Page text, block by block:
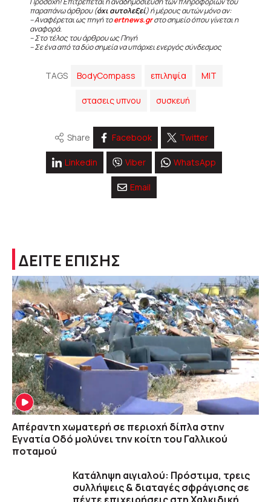
παραπάνω άρθρου (όχι αυτολεξεί) ή μέρους αυτών μόνο αν:
– Αναφέρεται ως πηγή τοertnews.grστο σημείο όπου γίνεται η
αναφορά.
– Στο τέλος του άρθρου ως Πηγή
– Σε ένα από τα δύο σημεία να υπάρχει ενεργός σύνδεσμος
TAGS BodyCompass επιληψία ΜΙΤ
στασεις υπνου συσκευή
Share Facebook Twitter
Linkedin Viber WhatsApp
Email
ΔΕΙΤΕ ΕΠΙΣΗΣ
Απέραντη χωματερή σε περιοχή δίπλα στην
Εγνατία Οδό μολύνει την κοίτη του Γαλλικού
ποταμού
Κατάληψη αιγιαλού: Πρόστιμα, τρεις
συλλήψεις & διαταγές σφράγισης σε